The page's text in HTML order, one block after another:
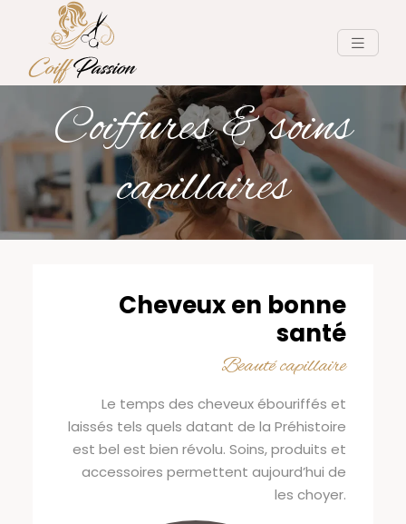
Coiffures & soins
capillaires
Cheveux en bonne
santé
Beauté capillaire
Le temps des cheveux ébouriffés et
laissés tels quels datant de la Préhistoire
est bel est bien révolu. Soins, produits et
accessoires permettent aujourd’hui de
les choyer.